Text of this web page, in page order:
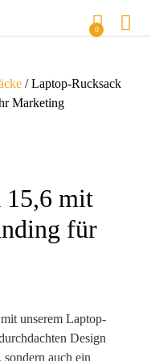
0
/ Laptop-Rucksack
Marketing
15,6 mit
für
unserem Laptop-
Design
auch ein